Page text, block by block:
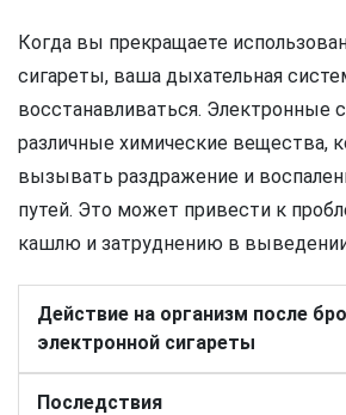
Когда вы прекращаете
сигареты, ваша дыхательная
восстанавливаться. Электронные
различные химические вещества,
вызывать раздражение и
путей. Это может привести к
кашлю и затруднению в выведении
Действие на организм после
электронной сигареты
Последствия